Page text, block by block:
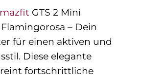
GTS 2 Mini
– Dein
für einen aktiven und
Diese elegante
fortschrittliche